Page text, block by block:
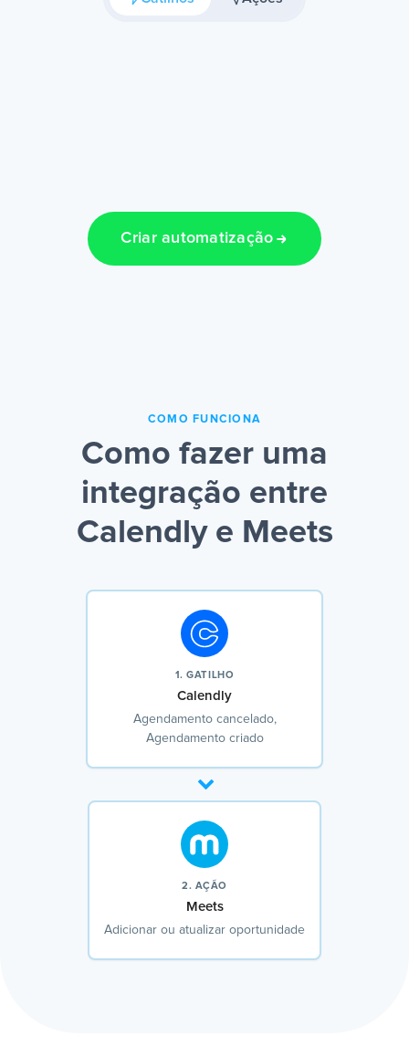
Criar automatização
COMO FUNCIONA
Como fazer uma
integração entre
Calendly e Meets
1. GATILHO
Calendly
Agendamento cancelado,
Agendamento criado
2. AÇÃO
Meets
Adicionar ou atualizar oportunidade